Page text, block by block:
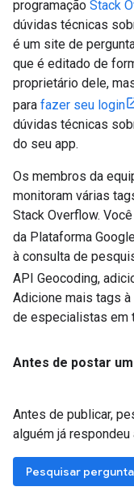
programação Stack
dúvidas técnicas
é um site de
que é editado de
proprietário dele,
para fazer seu login
dúvidas técnicas
do seu app.
Os membros da
monitoram várias
Stack Overflow.
da Plataforma
à consulta de
API Geocoding,
Adicione mais tags à
de especialistas em
Antes de postar
Antes de publicar,
alguém já respondeu
Pesquisar